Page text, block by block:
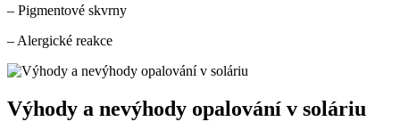
– Pigmentové‍ skvrny
– Alergické reakce ‌
Výhody a nevýhody⁤ opalování v soláriu